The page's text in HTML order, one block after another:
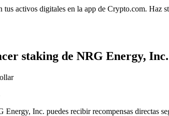
tus activos digitales en la app de Crypto.com.
staking de NRG Energy, Inc.
Inc. puedes recibir recompensas directas